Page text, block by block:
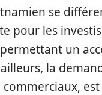
se
pour les
un
la